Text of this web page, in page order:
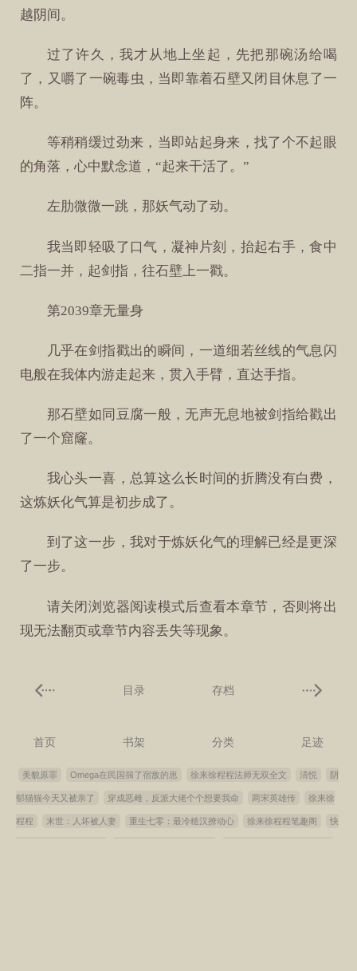
越阴间。
过了许久，我才从地上坐起，先把那碗汤给喝
了，又嚼了一碗毒虫，当即靠着石壁又闭目休息了一
阵。
等稍稍缓过劲来，当即站起身来，找了个不起眼
的角落，心中默念道，“起来干活了。”
左肋微微一跳，那妖气动了动。
我当即轻吸了口气，凝神片刻，抬起右手，食中
二指一并，起剑指，往石壁上一戳。
第2039章无量身
几乎在剑指戳出的瞬间，一道细若丝线的气息闪
电般在我体内游走起来，贯入手臂，直达手指。
那石壁如同豆腐一般，无声无息地被剑指给戳出
了一个窟窿。
我心头一喜，总算这么长时间的折腾没有白费，
这炼妖化气算是初步成了。
到了这一步，我对于炼妖化气的理解已经是更深
了一步。
请关闭浏览器阅读模式后查看本章节，否则将出
现无法翻页或章节内容丢失等现象。
目录 存档
首页 书架 分类 足迹
美貌原罪 Omega在民国揣了宿敌的崽 徐来徐程程法师无双全文 清悦 阴
郁猫猫今天又被亲了 穿成恶雌，反派大佬个个想要我命 两宋英雄传 徐来徐
程程 末世：人坏被人妻 重生七零：最冷糙汉撩动心 徐来徐程程笔趣阁 快